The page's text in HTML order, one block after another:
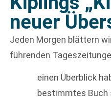
neuer
Jeden Morgen blättern
führenden
einen Überblick
bestimmtes Buch